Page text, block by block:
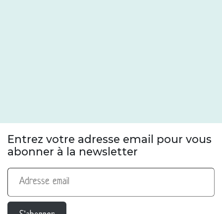
Entrez votre adresse email pour vous
abonner à la newsletter
Adresse email